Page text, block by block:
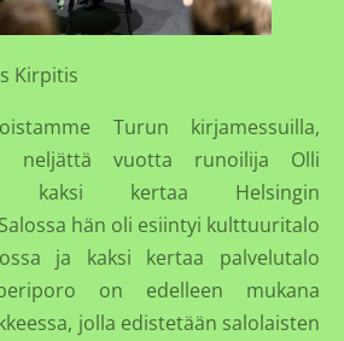
Kirpitis
Turun kirjamessuilla,
neljättä vuotta runoilija Olli
kaksi kertaa Helsingin
hän oli esiintyi kulttuuritalo
ja kaksi kertaa palvelutalo
on edelleen mukana
jolla edistetään salolaisten